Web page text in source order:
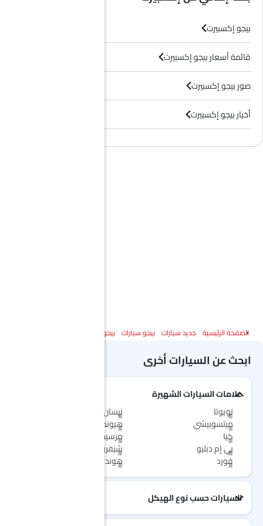
بيجو إكسبيرت
قائمة أسعار بيجو إكسبيرت
صور بيجو إكسبيرت
أخبار بيجو إكسبيرت
وكلاء بيجو في الرياض‎
الصفحة الرئيسية جديد سيارات بيجو سيارات بيجو إكسبيرت
ابحث عن السيارات أخرى
علامات السيارات الشهيرة
تويوتا
نيسان
ميتسوبيشي
هيونداي
كيا
مرسيدس-بنز
بي إم دبليو
شيفروليه
فورد
هوندا
السيارات حسب نوع الهيكل